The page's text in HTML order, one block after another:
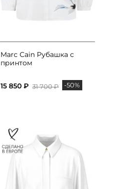
Marc Cain Рубашка с
принтом
15 850 ₽ 31 700 ₽ -50%